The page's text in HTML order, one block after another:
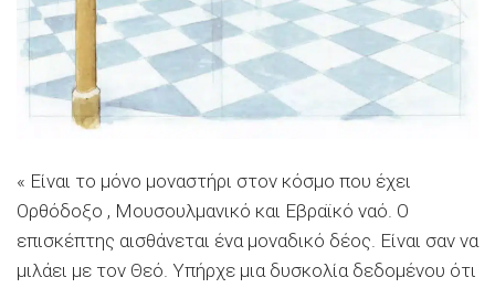
« Είναι το μόνο μοναστήρι στον κόσμο που έχει
Ορθόδοξο , Μουσουλμανικό και Εβραϊκό ναό. Ο
επισκέπτης αισθάνεται ένα μοναδικό δέος. Είναι σαν να
μιλάει με τον Θεό. Υπήρχε μια δυσκολία δεδομένου ότι